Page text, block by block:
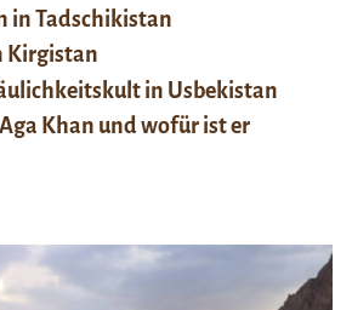
in Tadschikistan
Kirgistan
in Usbekistan
Khan und wofür ist er